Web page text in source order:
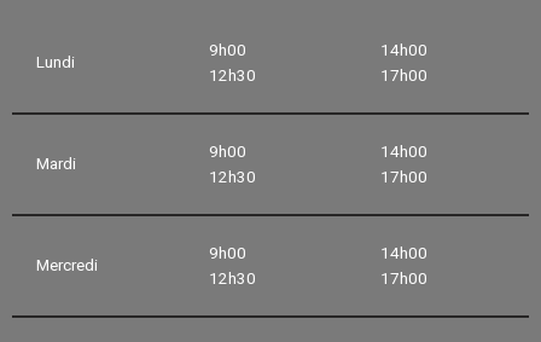
Lundi
9h00
12h30
14h00
17h00
Mardi
9h00
12h30
14h00
17h00
Mercredi
9h00
12h30
14h00
17h00